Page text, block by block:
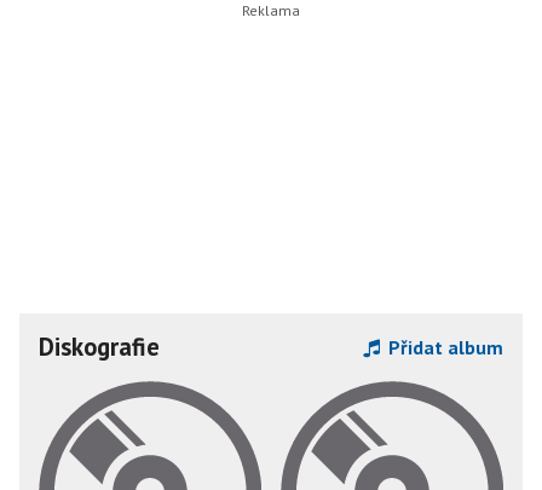
Diskografie Přidat album